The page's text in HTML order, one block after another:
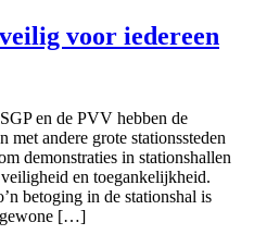
voor iedereen
en de PVV hebben de
met andere grote stationssteden
demonstraties in stationshallen
en toegankelijkheid.
betoging in de stationshal is
gewone […]